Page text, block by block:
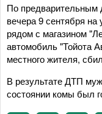
По
вечера 9 сентября
рядом с магазином
автомобиль "Тойота
местного жителя,
В результате ДТП
состоянии комы был